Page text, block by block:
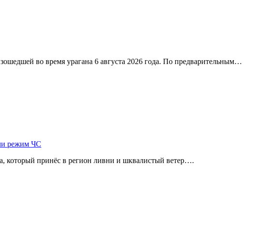
во время урагана 6 августа 2026 года. По предварительным…
режим ЧС
который принёс в регион ливни и шквалистый ветер….